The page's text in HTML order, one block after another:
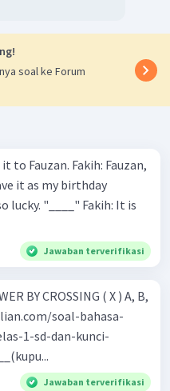
soal ke Forum
Fakih: Fauzan,
it as my birthday
Jawaban terverifikasi
BY CROSSING ( X ) A, B,
1-sd-dan-kunci-
Jawaban terverifikasi